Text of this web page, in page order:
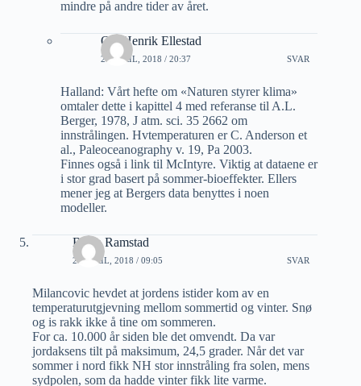
mindre på andre tider av året.
Ole Henrik Ellestad
24 APRIL, 2018 / 20:37 SVAR
Halland: Vårt hefte om «Naturen styrer klima»
omtaler dette i kapittel 4 med referanse til A.L.
Berger, 1978, J atm. sci. 35 2662 om
innstrålingen. Hvtemperaturen er C. Anderson et
al., Paleoceanography v. 19, Pa 2003.
Finnes også i link til McIntyre. Viktig at dataene er
i stor grad basert på sommer-bioeffekter. Ellers
mener jeg at Bergers data benyttes i noen
modeller.
Bjorn Ramstad
25 APRIL, 2018 / 09:05 SVAR
Milancovic hevdet at jordens istider kom av en
temperaturutgjevning mellom sommertid og vinter. Snø
og is rakk ikke å tine om sommeren.
For ca. 10.000 år siden ble det omvendt. Da var
jordaksens tilt på maksimum, 24,5 grader. Når det var
sommer i nord fikk NH stor innstråling fra solen, mens
sydpolen, som da hadde vinter fikk lite varme.